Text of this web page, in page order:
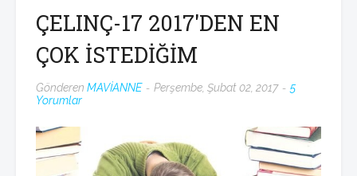
ÇELINÇ-17 2017'DEN EN
ÇOK İSTEDİĞİM
Gönderen MAVİANNE Perşembe, Şubat 02, 2017
5
Yorumlar